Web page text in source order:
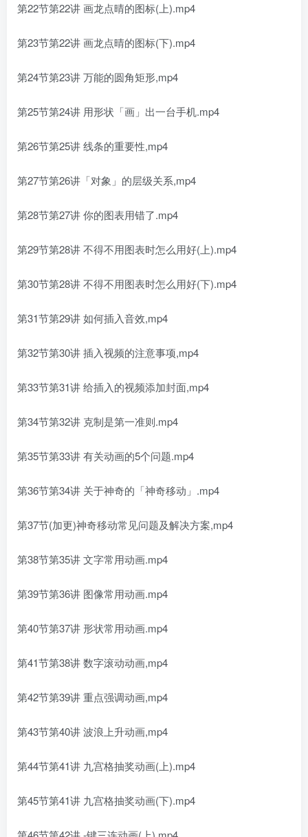
第22节第22讲 画龙点晴的图标(上).mp4
第23节第22讲 画龙点晴的图标(下).mp4
第24节第23讲 万能的圆角矩形,mp4
第25节第24讲 用形状「画」出一台手机.mp4
第26节第25讲 线条的重要性,mp4
第27节第26讲「对象」的层级关系,mp4
第28节第27讲 你的图表用错了.mp4
第29节第28讲 不得不用图表时怎么用好(上).mp4
第30节第28讲 不得不用图表时怎么用好(下).mp4
第31节第29讲 如何插入音效,mp4
第32节第30讲 插入视频的注意事项,mp4
第33节第31讲 给插入的视频添加封面,mp4
第34节第32讲 克制是第一准则.mp4
第35节第33讲 有关动画的5个问题.mp4
第36节第34讲 关于神奇的「神奇移动」.mp4
第37节(加更)神奇移动常见问题及解决方案,mp4
第38节第35讲 文字常用动画.mp4
第39节第36讲 图像常用动画.mp4
第40节第37讲 形状常用动画.mp4
第41节第38讲 数字滚动动画,mp4
第42节第39讲 重点强调动画,mp4
第43节第40讲 波浪上升动画,mp4
第44节第41讲 九宫格抽奖动画(上).mp4
第45节第41讲 九宫格抽奖动画(下).mp4